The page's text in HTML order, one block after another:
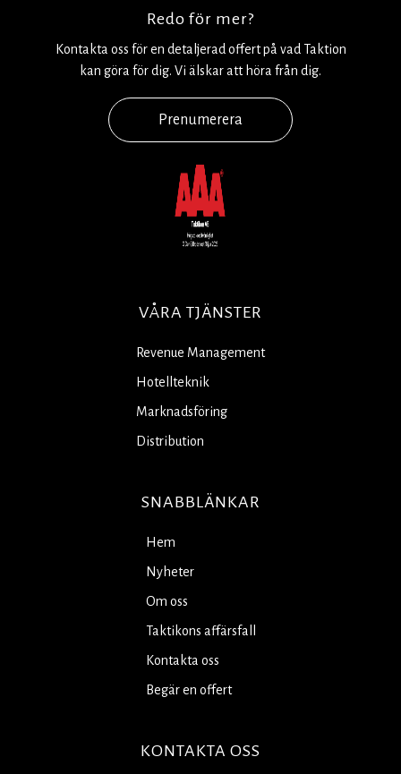
Redo för mer?
Kontakta oss för en detaljerad offert på vad Taktion
kan göra för dig. Vi älskar att höra från dig.
Prenumerera
VÅRA TJÄNSTER
Revenue Management
Hotellteknik
Marknadsföring
Distribution
SNABBLÄNKAR
Hem
Nyheter
Om oss
Taktikons affärsfall
Kontakta oss
Begär en offert
KONTAKTA OSS